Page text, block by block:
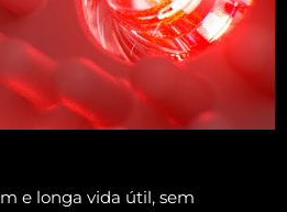
e longa vida útil, sem